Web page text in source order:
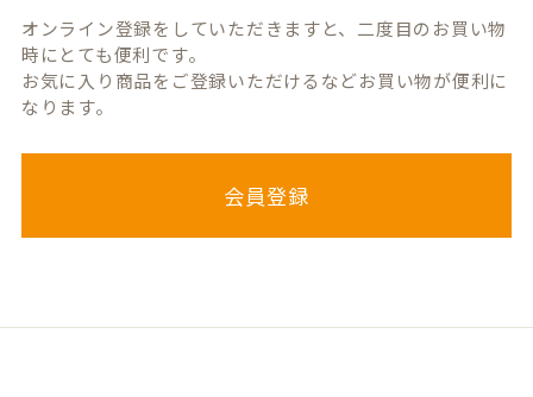
オンライン登録をしていただきますと、二度目のお買い物
時にとても便利です。
お気に入り商品をご登録いただけるなどお買い物が便利に
なります。
会員登録